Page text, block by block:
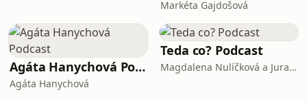
Markéta Gajdošová
Agáta Hanychová Podcast
Agáta Hanychová
Teda co? Podcast
Magdalena Nulíčková a Juraj Holeček